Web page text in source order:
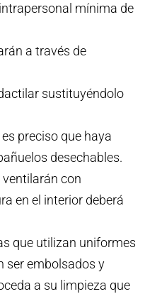
mínima de
a través de
sustituyéndolo
preciso que haya
desechables.
con
en el interior deberá
que utilizan uniformes
ser embolsados y
a su limpieza que